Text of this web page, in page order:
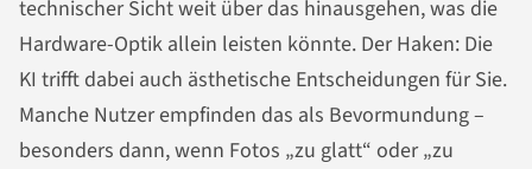
technischer Sicht weit über das hinausgehen, was die
Hardware-Optik allein leisten könnte. Der Haken: Die
KI trifft dabei auch ästhetische Entscheidungen für Sie.
Manche Nutzer empfinden das als Bevormundung –
besonders dann, wenn Fotos „zu glatt“ oder „zu